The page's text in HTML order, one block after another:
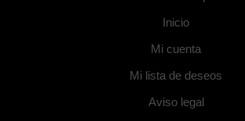
Inicio
Mi cuenta
Mi lista de deseos
Aviso legal